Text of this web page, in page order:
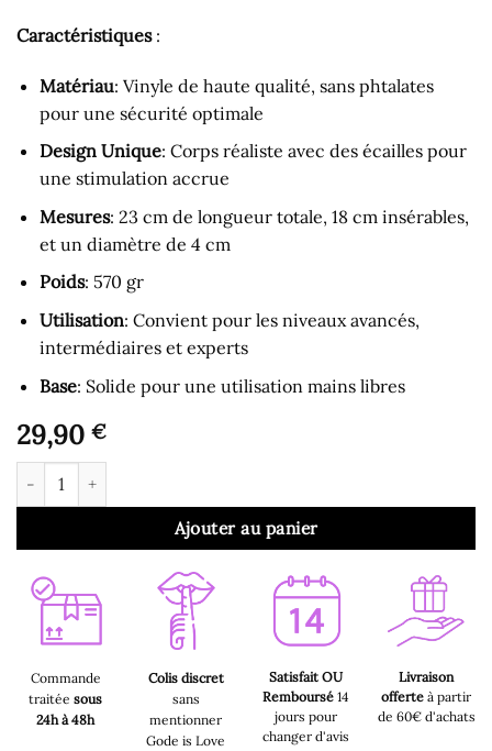
Caractéristiques:
Matériau: Vinyle de haute qualité, sans phtalates
pour une sécurité optimale
Design Unique: Corps réaliste avec des écailles pour
une stimulation accrue
Mesures: 23 cm de longueur totale, 18 cm insérables,
et un diamètre de 4 cm
Poids: 570 gr
Utilisation: Convient pour les niveaux avancés,
intermédiaires et experts
Base: Solide pour une utilisation mains libres
29,90 €
quantité de Gode pour Homme - Summum Gode avec Ecailles
Ajouter au panier
Commande
traitée sous
24h à 48h
Colis discret
sans
mentionner
Gode is Love
Satisfait OU
Remboursé14
jours pour
changer d'avis
Livraison
offerte à partir
de 60€ d'achats